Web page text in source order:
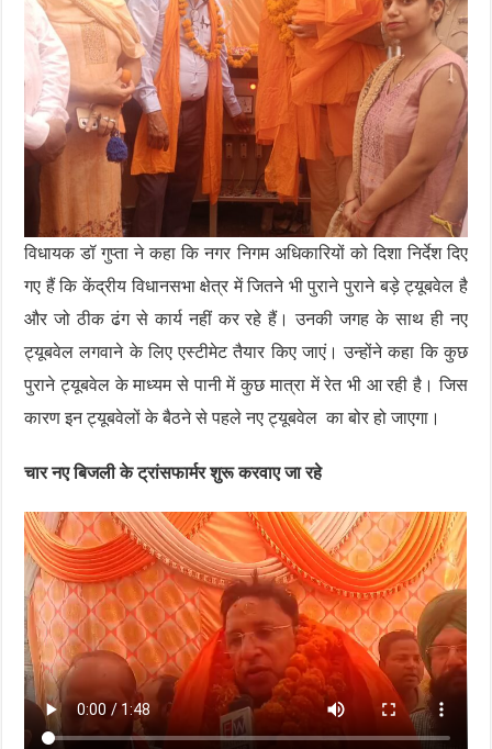
विधायक डॉ गुप्ता ने कहा कि नगर निगम अधिकारियों को दिशा निर्देश दिए
गए हैं कि केंद्रीय विधानसभा क्षेत्र में जितने भी पुराने पुराने बड़े ट्यूबवेल है
और जो ठीक ढंग से कार्य नहीं कर रहे हैं। उनकी जगह के साथ ही नए
ट्यूबवेल लगवाने के लिए एस्टीमेट तैयार किए जाएं। उन्होंने कहा कि कुछ
पुराने ट्यूबवेल के माध्यम से पानी में कुछ मात्रा में रेत भी आ रही है। जिस
कारण इन ट्यूबवेलों के बैठने से पहले नए ट्यूबवेल का बोर हो जाएगा।
चार नए बिजली के ट्रांसफार्मर शुरू करवाए जा रहे